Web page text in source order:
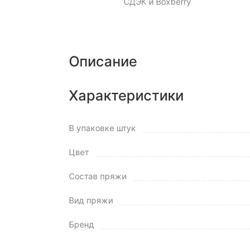
Описание
Характеристики
В упаковке штук
Цвет
Состав пряжи
Вид пряжи
Бренд